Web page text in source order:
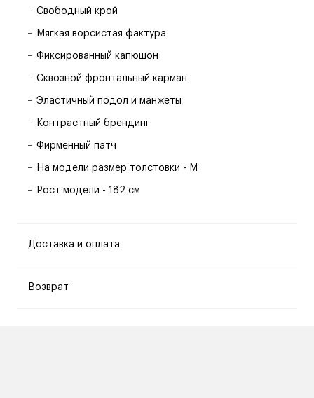
Свободный крой
Мягкая ворсистая фактура
Фиксированный капюшон
Сквозной фронтальный карман
Эластичный подол и манжеты
Контрастный брендинг
Фирменный патч
На модели размер толстовки - M
Рост модели - 182 см
Доставка и оплата
Возврат